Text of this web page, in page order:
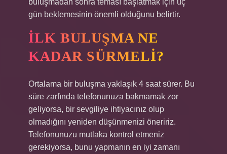
buluşmadan sonra teması başlatmak için üç
gün beklemesinin önemli olduğunu belirtir.
İLK BULUŞMA NE
KADAR SÜRMELI?
Ortalama bir buluşma yaklaşık 4 saat sürer. Bu
süre zarfında telefonunuza bakmamak zor
geliyorsa, bir sevgiliye ihtiyacınız olup
olmadığını yeniden düşünmenizi öneririz.
Telefonunuzu mutlaka kontrol etmeniz
gerekiyorsa, bunu yapmanın en iyi zamanı